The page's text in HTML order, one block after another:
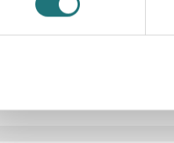
och passar fint
sitta i och för extra komfort